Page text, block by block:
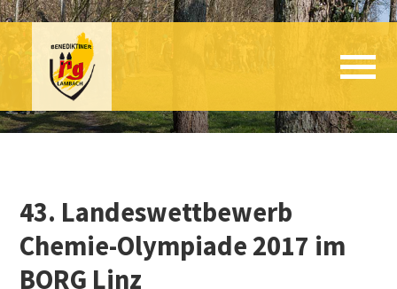
43. Landeswettbewerb
Chemie-Olympiade 2017 im
BORG Linz